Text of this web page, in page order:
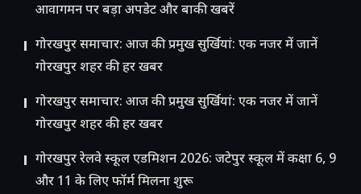
आवागमन पर बड़ा अपडेट और बाकी खबरें
गोरखपुर समाचार: आज की प्रमुख सुर्खियां: एक नजर में जानें
गोरखपुर शहर की हर खबर
गोरखपुर समाचार: आज की प्रमुख सुर्खियां: एक नजर में जानें
गोरखपुर शहर की हर खबर
गोरखपुर रेलवे स्कूल एडमिशन 2026: जटेपुर स्कूल में कक्षा 6, 9
और 11 के लिए फॉर्म मिलना शुरू